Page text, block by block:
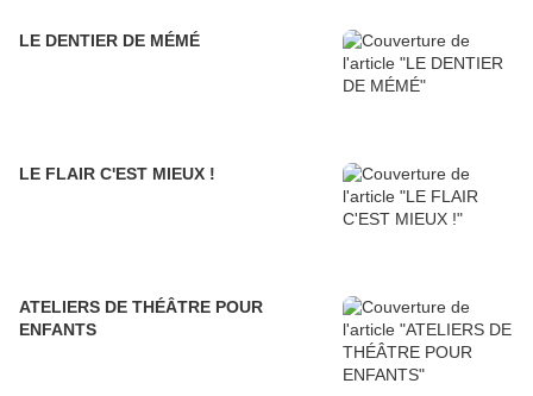
LE DENTIER DE MÉMÉ
LE FLAIR C'EST MIEUX !
ATELIERS DE THÉÂTRE POUR
ENFANTS